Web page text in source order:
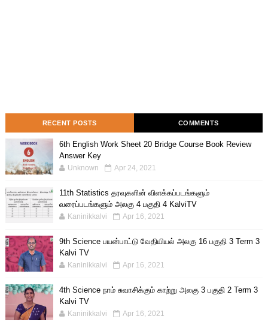
RECENT POSTS COMMENTS
6th English Work Sheet 20 Bridge Course Book Review
Answer Key
Unknown Apr 24, 2021
11th Statistics தரவுகளின் விளக்கப்படங்களும்
வரைப்படங்களும் அலகு 4 பகுதி 4 KalviTV
Kaninikkalvi Apr 16, 2021
9th Science பயன்பாட்டு வேதியியல் அலகு 16 பகுதி 3 Term 3
Kalvi TV
Kaninikkalvi Apr 16, 2021
4th Science நாம் சுவாசிக்கும் காற்று அலகு 3 பகுதி 2 Term 3
Kalvi TV
Kaninikkalvi Apr 16, 2021